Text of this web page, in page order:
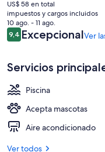
actual
es
de
US$ 56
US$ 58 en total
impuestos y cargos incluidos
10 ago. - 11 ago.
Opiniones
9,49,4 de 10
ExcepcionalVer
Servicios
Piscina
Acepta mascotas
Aire acondicionado
Ver todos